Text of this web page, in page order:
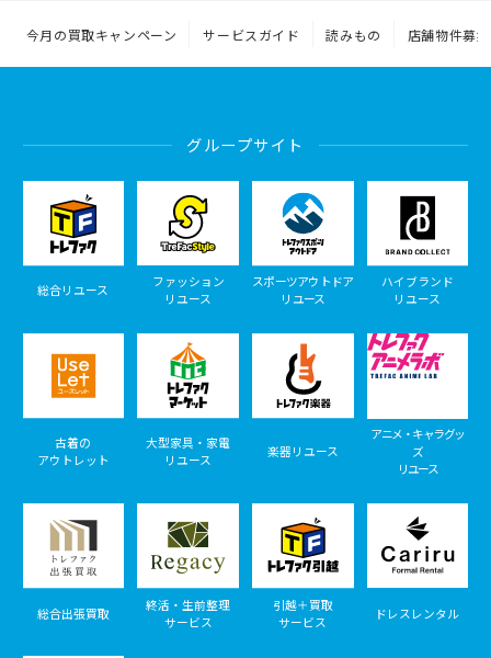
今月の買取キャンペーン サービスガイド 読みもの 店舗物件募集
グループサイト
総合リユース
ファッション
リユース
スポーツアウトドア
リユース
ハイブランド
リユース
古着の
アウトレット
大型家具・家電
リユース
楽器リユース
アニメ・キャラグッ
ズ
リユース
総合出張買取
終活・生前整理
サービス
引越＋買取
サービス
ドレスレンタル